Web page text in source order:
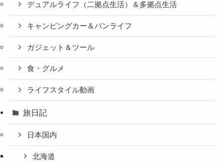
デュアルライフ（二拠点生活）＆多拠点生活
キャンピングカー＆バンライフ
ガジェット＆ツール
食・グルメ
ライフスタイル動画
旅日記
日本国内
北海道